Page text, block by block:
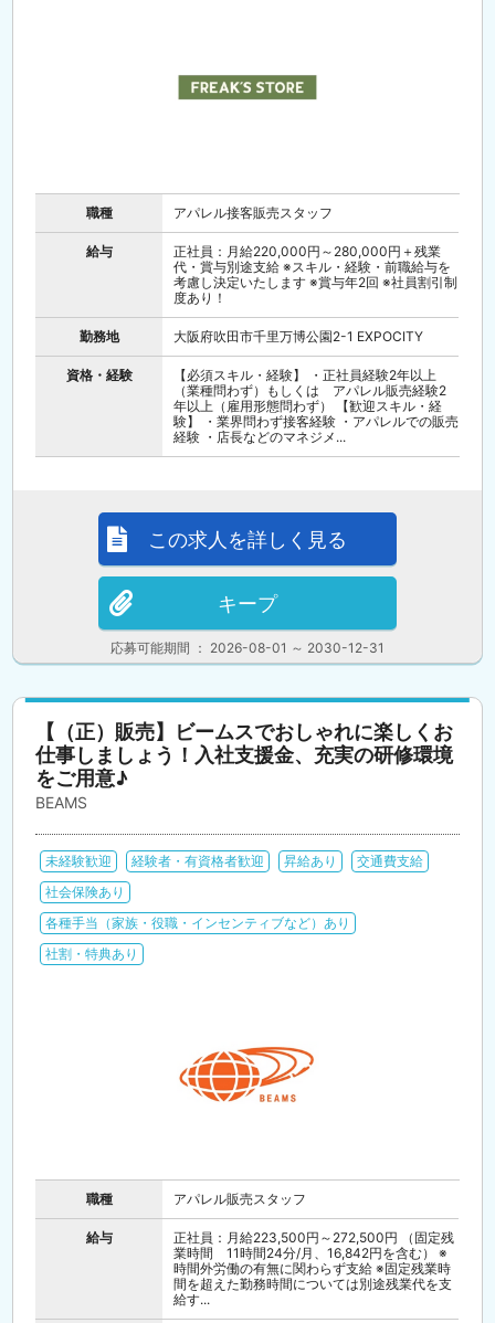
職種 アパレル接客販売スタッフ
給与
正社員：月給220,000円～280,000円＋残業
代・賞与別途支給 ※スキル・経験・前職給与を
考慮し決定いたします ※賞与年2回 ※社員割引制
度あり！
勤務地 大阪府吹田市千里万博公園2-1 EXPOCITY
資格・経験
【必須スキル・経験】 ・正社員経験2年以上
（業種問わず）もしくは アパレル販売経験2
年以上（雇用形態問わず） 【歓迎スキル・経
験】 ・業界問わず接客経験 ・アパレルでの販売
経験 ・店長などのマネジメ...
応募可能期間 ： 2026-08-01 ～ 2030-12-31
この求人を詳しく見る
キープ
【（正）販売】ビームスでおしゃれに楽しくお
仕事しましょう！入社支援金、充実の研修環境
をご用意♪
BEAMS
未経験歓迎 経験者・有資格者歓迎 昇給あり
交通費支給
社会保険あり
各種手当（家族・役職・インセンティブなど）あり
社割・特典あり
職種 アパレル販売スタッフ
給与
正社員：月給223,500円～272,500円 （固定残
業時間 11時間24分/月、16,842円を含む） ※
時間外労働の有無に関わらず支給 ※固定残業時
間を超えた勤務時間については別途残業代を支
給す...